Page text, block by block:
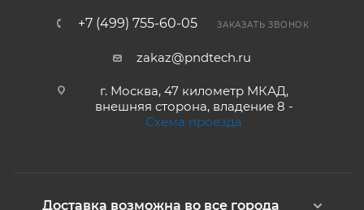
+7 (499) 755-60-05 ЗАКАЗАТЬ ЗВОНОК
zakaz@pndtech.ru
г. Москва, 47 километр МКАД,
внешняя сторона, владение 8 -
Схема проезда
Доставка возможна во все города